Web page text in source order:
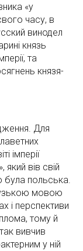
«у
часу, в
винодел
князь
та
князя-
Для
імперії
вів свій
була польська.
мовою
і перспективи
тому й
вивчив
у ній